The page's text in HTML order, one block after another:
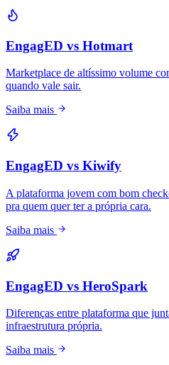
EngagED vs Hotmart
Marketplace de altíssimo volume
quando vale sair.
Saiba mais
EngagED vs Kiwify
A plataforma jovem com bom
pra quem quer ter a própria cara.
Saiba mais
EngagED vs HeroSpark
Diferenças entre plataforma que
infraestrutura própria.
Saiba mais